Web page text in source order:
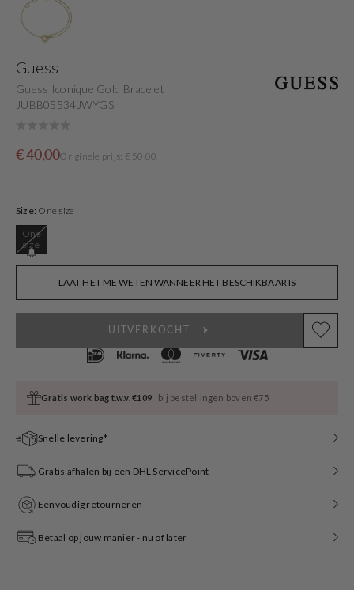
Guess
Guess Iconique Gold Bracelet
JUBB05534JWYGS
Sale
€ 40,00
OrigineleOriginele prijs: € 50,00
Size: One size
One
sizeVariant
sold
out
unavailableLAAT HET ME WETEN WANNEER HET BESCHIKBAAR IS
UITVERKOCHT
Gratis work bag t.w.v. €109 bij bestellingen boven €75
Snelle levering*
Gratis afhalen bij een DHL ServicePoint
Eenvoudig retourneren
Betaal op jouw manier - nu of later